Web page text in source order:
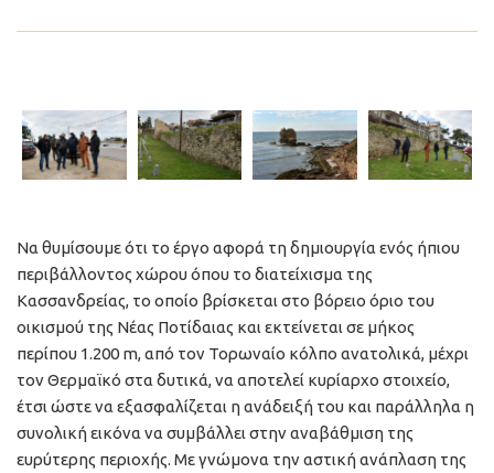
Να θυμίσουμε ότι το έργο αφορά τη δημιουργία ενός ήπιου
περιβάλλοντος χώρου όπου το διατείχισμα της
Κασσανδρείας, το οποίο βρίσκεται στο βόρειο όριο του
οικισμού της Νέας Ποτίδαιας και εκτείνεται σε μήκος
περίπου 1.200 m, από τον Τορωναίο κόλπο ανατολικά, μέχρι
τον Θερμαϊκό στα δυτικά, να αποτελεί κυρίαρχο στοιχείο,
έτσι ώστε να εξασφαλίζεται η ανάδειξή του και παράλληλα η
συνολική εικόνα να συμβάλλει στην αναβάθμιση της
ευρύτερης περιοχής. Με γνώμονα την αστική ανάπλαση της